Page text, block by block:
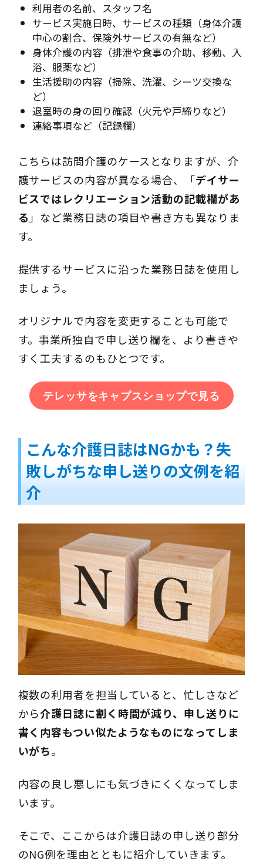
利用者の名前、スタッフ名
サービス実施日時、サービスの種類（身体介護
中心の割合、保険外サービスの有無など）
身体介護の内容（排泄や食事の介助、移動、入
浴、服薬など）
生活援助の内容（掃除、洗濯、シーツ交換な
ど）
退室時の身の回り確認（火元や戸締りなど）
連絡事項など（記録欄）
こちらは訪問介護のケースとなりますが、介
護サービスの内容が異なる場合、「デイサー
ビスではレクリエーション活動の記載欄があ
る」など業務日誌の項目や書き方も異なりま
す。
提供するサービスに沿った業務日誌を使用し
ましょう。
オリジナルで内容を変更することも可能で
す。事業所独自で申し送り欄を、より書きや
すく工夫するのもひとつです。
テレッサをキャプスショップで見る
こんな介護日誌はNGかも？失
敗しがちな申し送りの文例を紹
介
複数の利用者を担当していると、忙しさなど
から介護日誌に割く時間が減り、申し送りに
書く内容もつい似たようなものになってしま
いがち。
内容の良し悪しにも気づきにくくなってしま
います。
そこで、ここからは介護日誌の申し送り部分
のNG例を理由とともに紹介していきます。